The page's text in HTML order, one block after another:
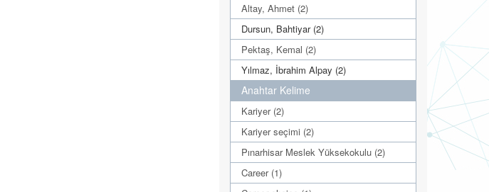
Altay, Ahmet (2)
Dursun, Bahtiyar (2)
Pektaş, Kemal (2)
Yılmaz, İbrahim Alpay (2)
Anahtar Kelime
Kariyer (2)
Kariyer seçimi (2)
Pınarhisar Meslek Yüksekokulu (2)
Career (1)